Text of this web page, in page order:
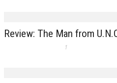
Review: The Man from
1